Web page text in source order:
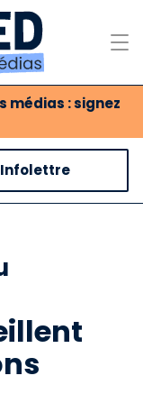
médias : signez
Infolettre